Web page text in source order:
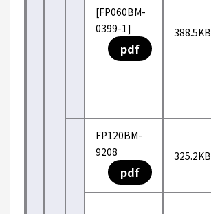
[FP060BM-
0399-1]
pdf
388.5KB
FP120BM-
9208
pdf
325.2KB